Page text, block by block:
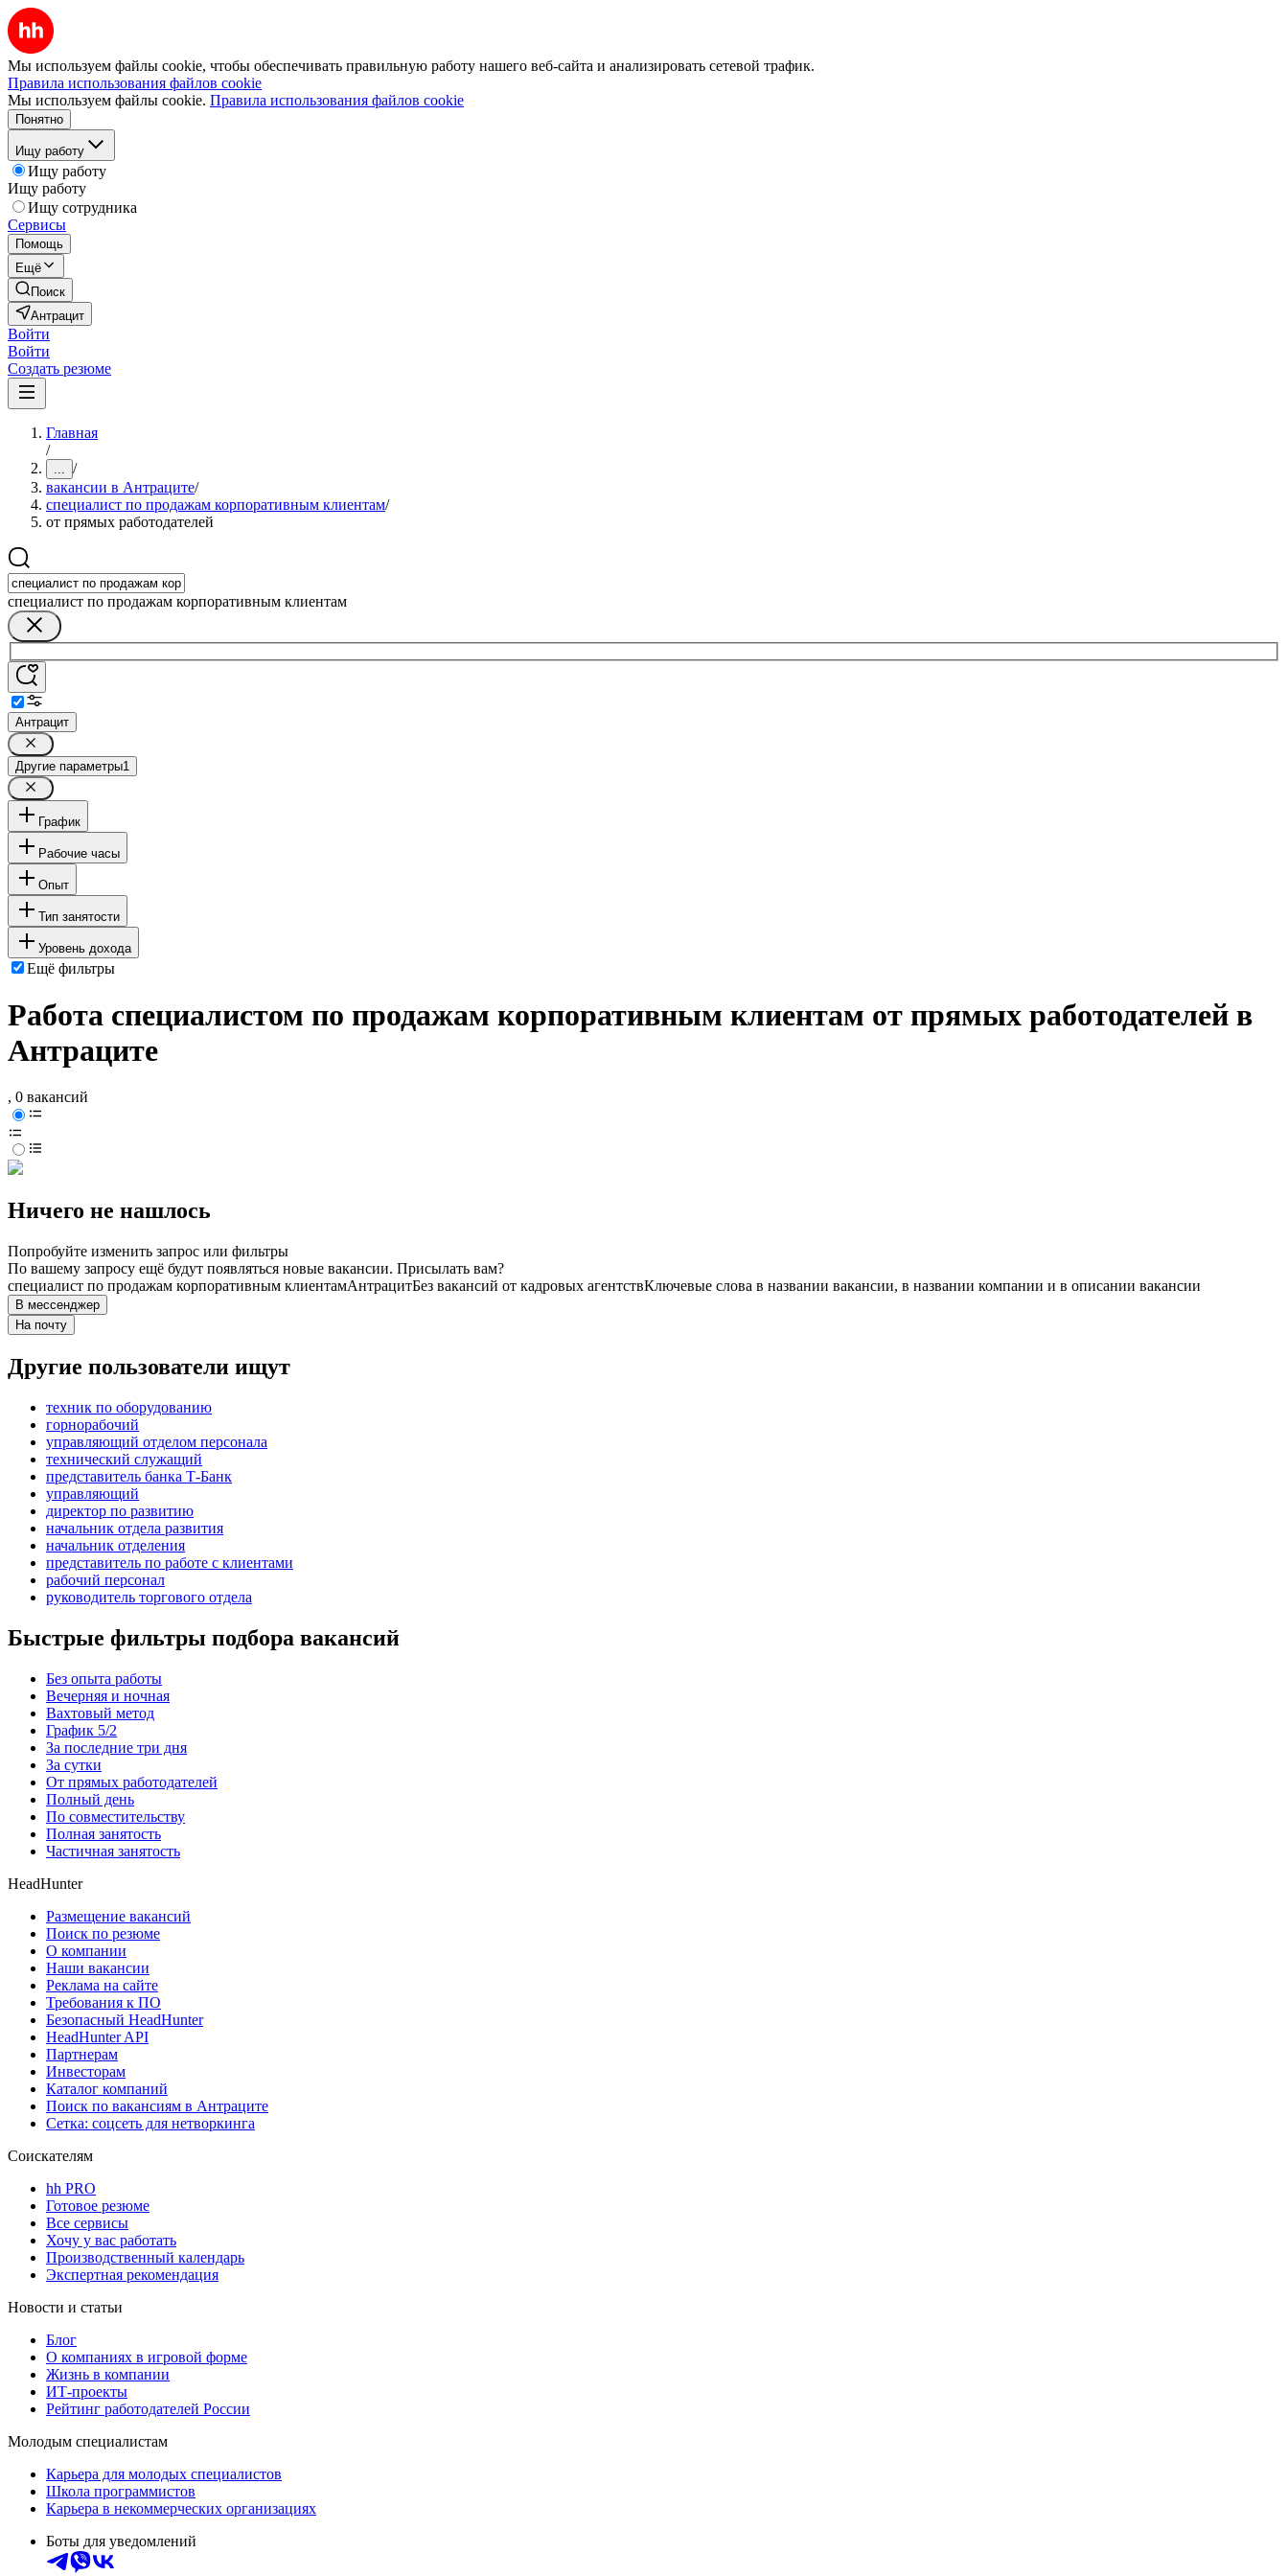
Мы используем файлы cookie, чтобы обеспечивать правильную работу нашего веб-сайта и анализировать сетевой трафик.
Правила использования файлов cookie
Мы используем файлы cookie. Правила использования файлов cookie
Понятно
Ищу работу
Ищу работу
Ищу работу
Ищу сотрудника
Сервисы
Помощь
Ещё
Поиск
Антрацит
Войти
Войти
Создать резюме
Главная
/
... /
вакансии в Антраците/
специалист по продажам корпоративным клиентам/
от прямых работодателей
специалист по продажам корпоративным клиентам
Антрацит
Другие параметры1
График
Рабочие часы
Опыт
Тип занятости
Уровень дохода
Ещё фильтры
Работа специалистом по продажам корпоративным клиентам от прямых работодателей в
Антраците
, 0 вакансий
Ничего не нашлось
Попробуйте изменить запрос или фильтры
По вашему запросу ещё будут появляться новые вакансии. Присылать вам?
специалист по продажам корпоративным клиентамАнтрацитБез вакансий от кадровых агентствКлючевые слова в названии вакансии, в названии компании и в описании вакансии
В мессенджер
На почту
Другие пользователи ищут
техник по оборудованию
горнорабочий
управляющий отделом персонала
технический служащий
представитель банка Т-Банк
управляющий
директор по развитию
начальник отдела развития
начальник отделения
представитель по работе с клиентами
рабочий персонал
руководитель торгового отдела
Быстрые фильтры подбора вакансий
Без опыта работы
Вечерняя и ночная
Вахтовый метод
График 5/2
За последние три дня
За сутки
От прямых работодателей
Полный день
По совместительству
Полная занятость
Частичная занятость
HeadHunter
Размещение вакансий
Поиск по резюме
О компании
Наши вакансии
Реклама на сайте
Требования к ПО
Безопасный HeadHunter
HeadHunter API
Партнерам
Инвесторам
Каталог компаний
Поиск по вакансиям в Антраците
Сетка: соцсеть для нетворкинга
Соискателям
hh PRO
Готовое резюме
Все сервисы
Хочу у вас работать
Производственный календарь
Экспертная рекомендация
Новости и статьи
Блог
О компаниях в игровой форме
Жизнь в компании
ИТ-проекты
Рейтинг работодателей России
Молодым специалистам
Карьера для молодых специалистов
Школа программистов
Карьера в некоммерческих организациях
Боты для уведомлений